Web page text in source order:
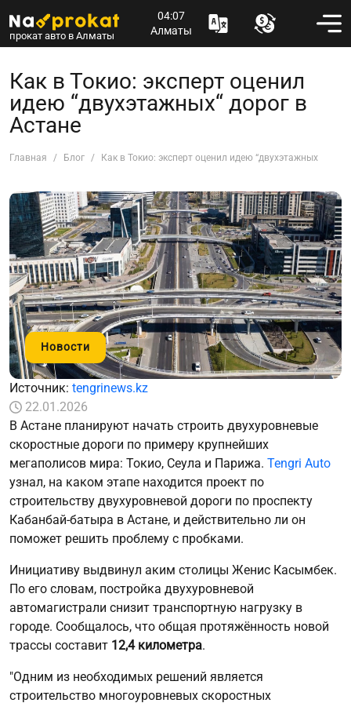
прокат авто в Алматы
04:07
Алматы
Как в Токио: эксперт оценил
идею “двухэтажных“ дорог в
Астане
Главная Блог Как в Токио: эксперт оценил идею “двухэтажных“
Новости
Источник: tengrinews.kz
22.01.2026
В Астане планируют начать строить двухуровневые
скоростные дороги по примеру крупнейших
мегаполисов мира: Токио, Сеула и Парижа. Tengri Auto
узнал, на каком этапе находится проект по
строительству двухуровневой дороги по проспекту
Кабанбай-батыра в Астане, и действительно ли он
поможет решить проблему с пробками.
Инициативу выдвинул аким столицы Женис Касымбек.
По его словам, постройка двухуровневой
автомагистрали снизит транспортную нагрузку в
городе. Сообщалось, что общая протяжённость новой
трассы составит 12,4 километра.
"Одним из необходимых решений является
строительство многоуровневых скоростных